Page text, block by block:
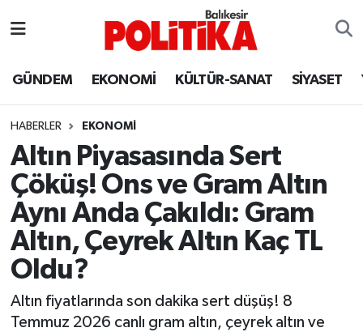
GÜNDEM EKONOMİ KÜLTÜR-SANAT SİYASET
HABERLER EKONOMİ
Altın Piyasasında Sert
Çöküş! Ons ve Gram Altın
Aynı Anda Çakıldı: Gram
Altın, Çeyrek Altın Kaç TL
Oldu?
Altın fiyatlarında son dakika sert düşüş! 8
Temmuz 2026 canlı gram altın, çeyrek altın ve
Ayvalık
Balya
Bandırma
Bigadiç
BİYOGRAFİLER
Burhaniye
Balıkesir Hava Durumu
Balıkesir Namaz Vakitleri
Balıkesir Trafik Yoğunluk Haritası
Süper Lig Puan Durumu ve Fikstür
Tüm Manşetler
Son Dakika Haberleri